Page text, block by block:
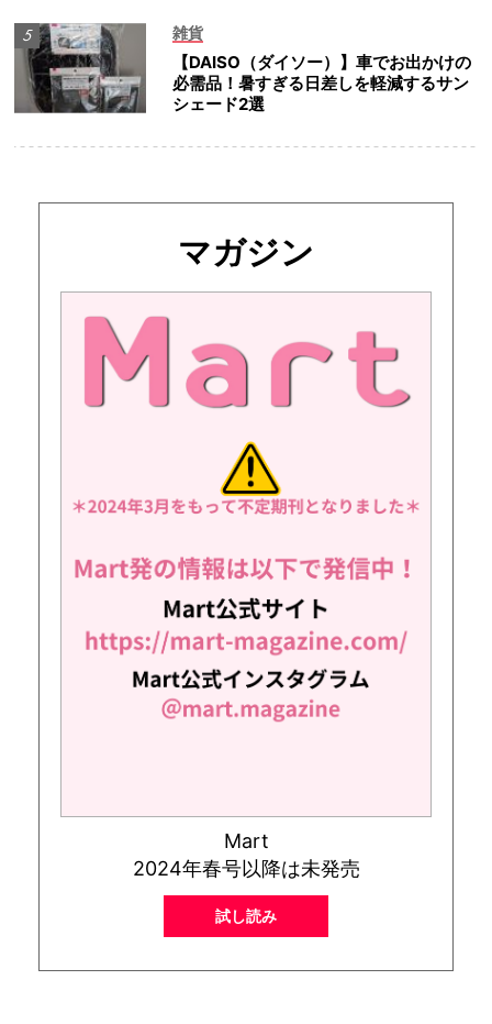
雑貨
【DAISO（ダイソー）】車でお出かけの
必需品！暑すぎる日差しを軽減するサン
シェード2選
マガジン
Mart
2024年春号以降は未発売
試し読み